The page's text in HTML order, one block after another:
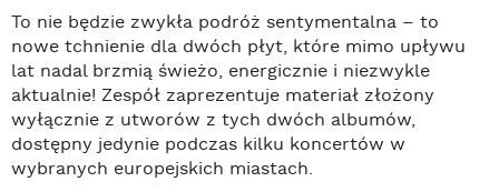
To nie będzie zwykła podróż sentymentalna – to
nowe tchnienie dla dwóch płyt, które mimo upływu
lat nadal brzmią świeżo, energicznie i niezwykle
aktualnie! Zespół zaprezentuje materiał złożony
wyłącznie z utworów z tych dwóch albumów,
dostępny jedynie podczas kilku koncertów w
wybranych europejskich miastach.